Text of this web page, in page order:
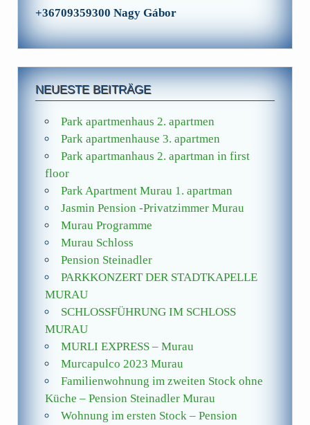
+36709359300 Nagy Gábor
NEUESTE BEITRÄGE
Park apartmenhaus 2. apartmen
Park apartmenhause 3. apartmen
Park apartmanhaus 2. apartman in first
floor
Park Apartment Murau 1. apartman
Jasmin Pension -Privatzimmer Murau
Murau Programme
Murau Schloss
Pension Steinadler
PARKKONZERT DER STADTKAPELLE
MURAU
SCHLOSSFÜHRUNG IM SCHLOSS
MURAU
MURLI EXPRESS – Murau
Murcapulco 2023 Murau
Familienwohnung im zweiten Stock ohne
Küche – Pension Steinadler Murau
Wohnung im ersten Stock – Pension